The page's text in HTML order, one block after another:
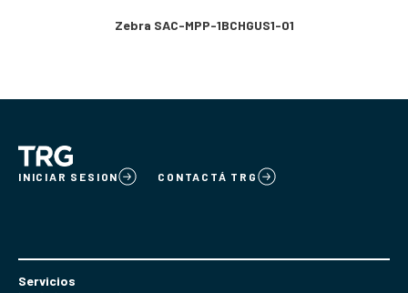
Zebra SAC-MPP-1BCHGUS1-01
INICIAR SESION CONTACTÁ TRG
Servicios